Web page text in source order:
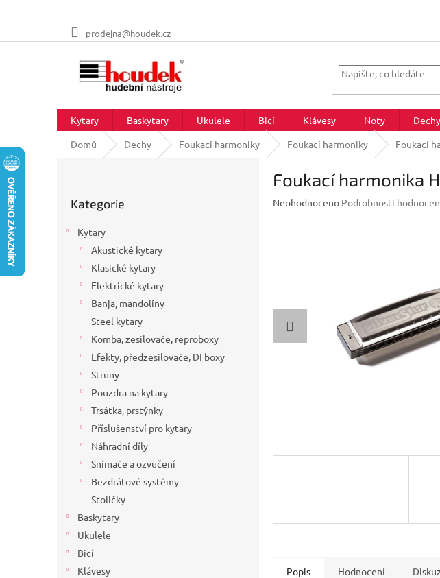
na
prodejna@houdek.cz
Kytary Baskytary Ukulele Bicí Klávesy Noty Dechy
Domů
Dechy Foukací harmoniky Foukací harmoniky Foukací
kategorie
Kategorie
Kytary
Akustické kytary
Klasické kytary
Elektrické kytary
Banja, mandolíny
Steel kytary
Komba, zesilovače, reproboxy
Efekty, předzesilovače, DI boxy
Struny
Pouzdra na kytary
Trsátka, prstýnky
Příslušenství pro kytary
Náhradní díly
Snímače a ozvučení
Bezdrátové systémy
Stoličky
Baskytary
Ukulele
Bicí
Klávesy
Foukací harmonika
Průměrné
Neohodnoceno Podrobnosti
Popis Hodnocení